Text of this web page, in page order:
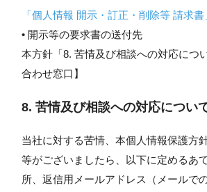
「個人情報 開示・訂正・削除等 請求書
• 開示等の要求書の送付先
本方針「8. 苦情及び相談への対応につ
合わせ窓口】
8. 苦情及び相談への対応につい
当社に対する苦情、本個人情報保護方
等がございましたら、以下に定めるあ
所、返信用メールアドレス（メールで